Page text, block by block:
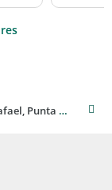
Venta de lujosa casa de 3 dormitorios en San Rafael, Punta del Este